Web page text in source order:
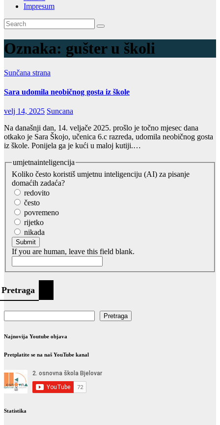
Impresum
Oznaka: gušter u školi
Sunčana strana
Sara udomila neobičnog gosta iz škole
velj 14, 2025 Suncana
Na današnji dan, 14. veljače 2025. prošlo je točno mjesec dana
otkako je Sara Škojo, učenica 6.c razreda, udomila neobičnog gosta
iz škole. Ponijela ga je kući u maloj kutiji.…
umjetnainteligencija
Koliko često koristiš umjetnu inteligenciju (AI) za pisanje
domaćih zadaća?
redovito
često
povremeno
rijetko
nikada
Submit
If you are human, leave this field blank.
Pretraga
Pretraga
Najnovija Youtube objava
Pretplatite se na naš YouTube kanal
Statistika